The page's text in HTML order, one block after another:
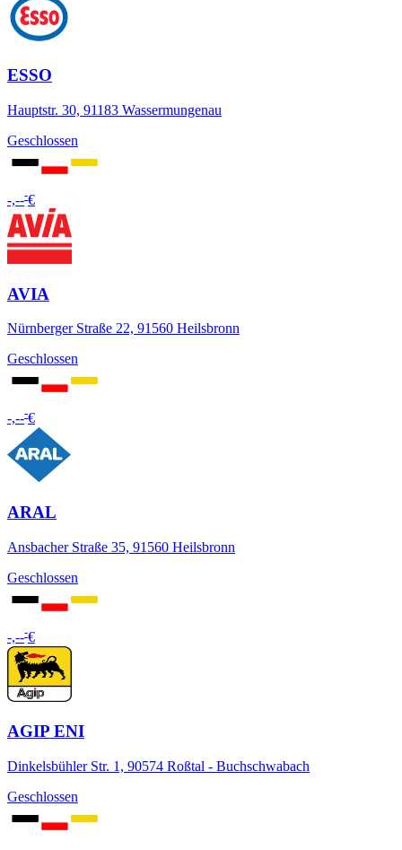
ESSO
Hauptstr. 30, 91183 Wassermungenau
Geschlossen
-,---€
AVIA
Nürnberger Straße 22, 91560 Heilsbronn
Geschlossen
-,---€
ARAL
Ansbacher Straße 35, 91560 Heilsbronn
Geschlossen
-,---€
AGIP ENI
Dinkelsbühler Str. 1, 90574 Roßtal - Buchschwabach
Geschlossen